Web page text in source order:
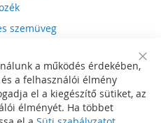
szemüveg
Bar
a működés érdekében,
a felhasználói élmény
el a kiegészítő sütiket, az
élményét. Ha többet